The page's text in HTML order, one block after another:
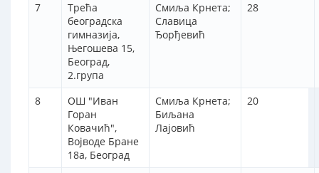
7
Трећа
београдска
гимназија,
Његошева 15,
Београд,
2.група
Смиља Крнета;
Славица
Ђорђевић
28
8
ОШ "Иван
Горан
Ковачић",
Војводе Бране
18а, Београд
Смиља Крнета;
Биљана
Лајовић
20